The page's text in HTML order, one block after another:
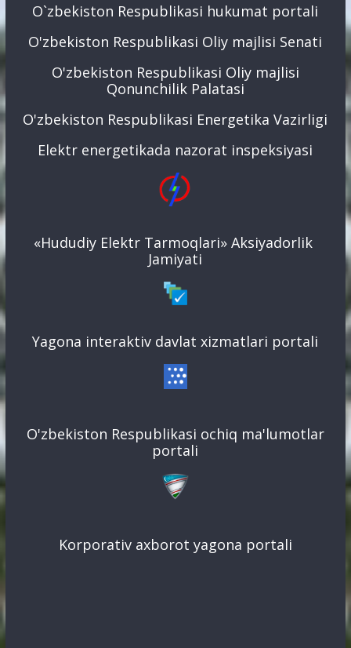
O`zbekiston Respublikasi hukumat portali
O'zbekiston Respublikasi Oliy majlisi Senati
O'zbekiston Respublikasi Oliy majlisi
Qonunchilik Palatasi
O'zbekiston Respublikasi Energetika Vazirligi
Elektr energetikada nazorat inspeksiyasi
«Hududiy Elektr Tarmoqlari» Aksiyadorlik
Jamiyati
Yagona interaktiv davlat xizmatlari portali
O'zbekiston Respublikasi ochiq ma'lumotlar
portali
Korporativ axborot yagona portali